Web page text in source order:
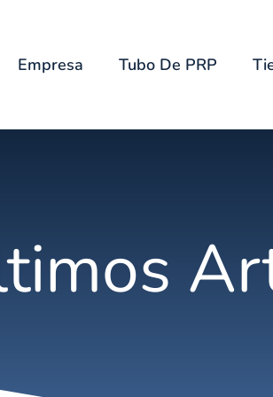
Empresa Tubo De PRP